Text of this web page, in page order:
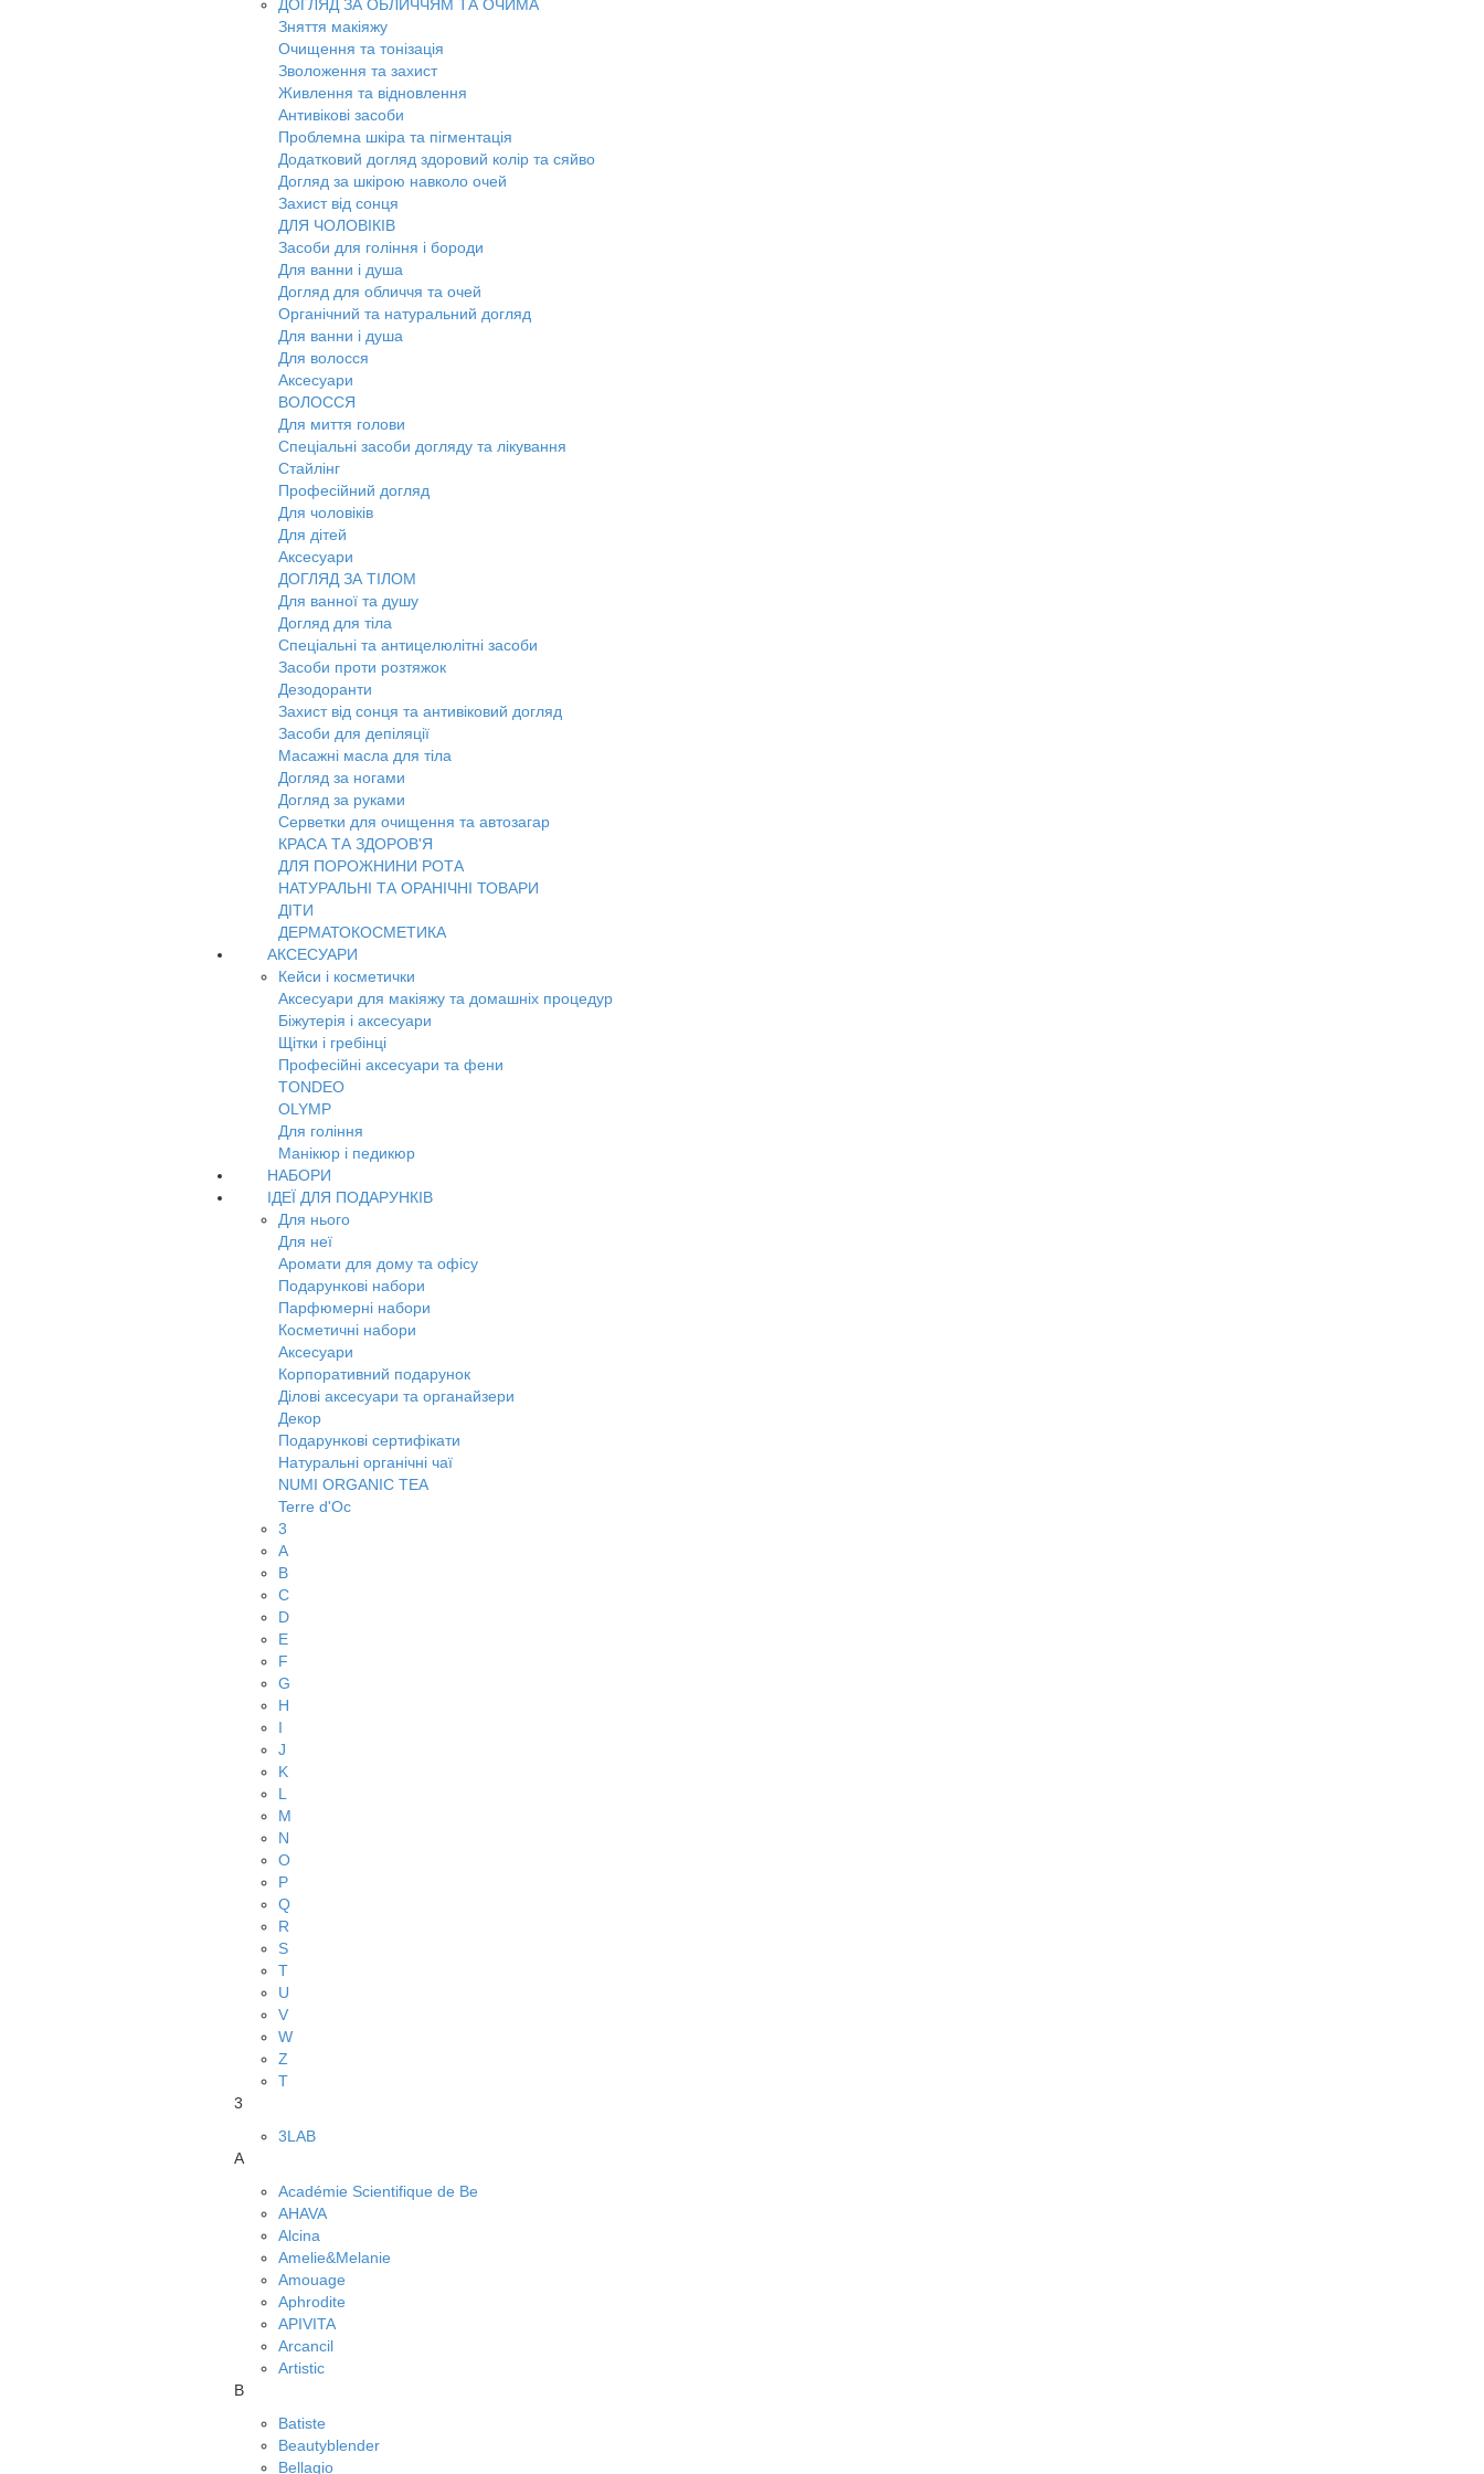
ДОГЛЯД ЗА ОБЛИЧЧЯМ ТА ОЧИМА
Зняття макіяжу
Очищення та тонізація
Зволоження та захист
Живлення та відновлення
Антивікові засоби
Проблемна шкіра та пігментація
Додатковий догляд здоровий колір та сяйво
Догляд за шкірою навколо очей
Захист від сонця
ДЛЯ ЧОЛОВІКІВ
Засоби для гоління і бороди
Для ванни і душа
Догляд для обличчя та очей
Органічний та натуральний догляд
Для ванни і душа
Для волосся
Аксесуари
ВОЛОССЯ
Для миття голови
Спеціальні засоби догляду та лікування
Стайлінг
Професійний догляд
Для чоловіків
Для дітей
Аксесуари
ДОГЛЯД ЗА ТІЛОМ
Для ванної та душу
Догляд для тіла
Спеціальні та антицелюлітні засоби
Засоби проти розтяжок
Дезодоранти
Захист від сонця та антивіковий догляд
Засоби для депіляції
Масажні масла для тіла
Догляд за ногами
Догляд за руками
Серветки для очищення та автозагар
КРАСА ТА ЗДОРОВ'Я
ДЛЯ ПОРОЖНИНИ РОТА
НАТУРАЛЬНІ ТА ОРАНІЧНІ ТОВАРИ
ДІТИ
ДЕРМАТОКОСМЕТИКА
АКСЕСУАРИ
Кейси і косметички
Аксесуари для макіяжу та домашніх процедур
Біжутерія і аксесуари
Щітки і гребінці
Професійні аксесуари та фени
TONDEO
OLYMP
Для гоління
Манікюр і педикюр
НАБОРИ
ІДЕЇ ДЛЯ ПОДАРУНКІВ
Для нього
Для неї
Аромати для дому та офісу
Подарункові набори
Парфюмерні набори
Косметичні набори
Аксесуари
Корпоративний подарунок
Ділові аксесуари та органайзери
Декор
Подарункові сертифікати
Натуральні органічні чаї
NUMI ORGANIC TEA
Terre d'Oc
3
A
B
C
D
E
F
G
H
I
J
K
L
M
N
O
P
Q
R
S
T
U
V
W
Z
Т
3
3LAB
A
Académie Scientifique de Be
AHAVA
Alcina
Amelie&Melanie
Amouage
Aphrodite
APIVITA
Arcancil
Artistic
B
Batiste
Beautyblender
Bellagio